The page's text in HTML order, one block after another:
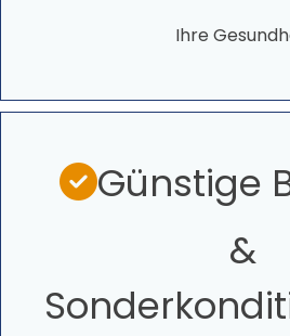
Ihre
Günstige
&